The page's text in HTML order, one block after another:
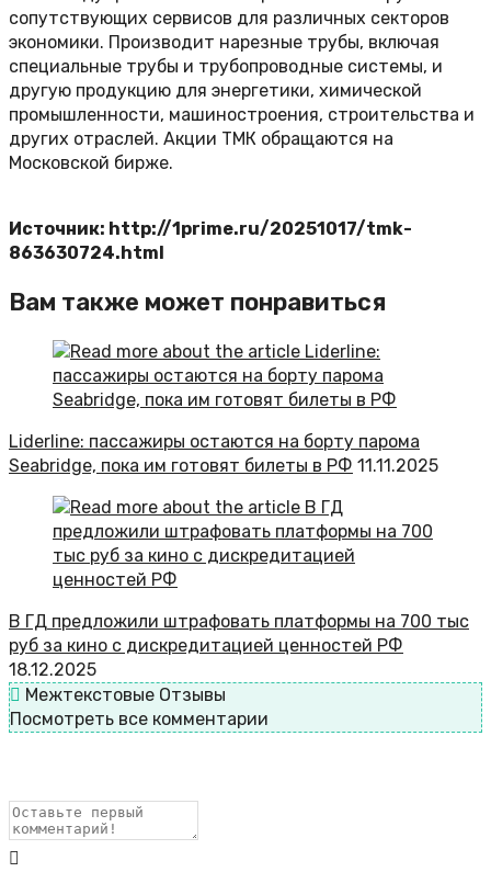
сопутствующих сервисов для различных секторов
экономики. Производит нарезные трубы, включая
специальные трубы и трубопроводные системы, и
другую продукцию для энергетики, химической
промышленности, машиностроения, строительства и
других отраслей. Акции ТМК обращаются на
Московской бирже.
Источник: http://1prime.ru/20251017/tmk-
863630724.html
Вам также может понравиться
Liderline: пассажиры остаются на борту парома
Seabridge, пока им готовят билеты в РФ 11.11.2025
В ГД предложили штрафовать платформы на 700 тыс
руб за кино с дискредитацией ценностей РФ
18.12.2025
Межтекстовые Отзывы
Посмотреть все комментарии